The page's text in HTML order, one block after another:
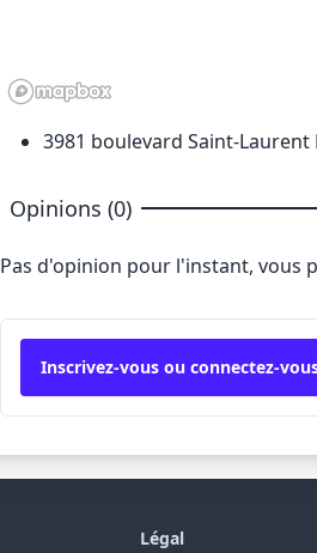
3981 boulevard Saint-Laurent
Opinions (0)
Pas d'opinion pour l'instant, vous
Inscrivez-vous ou connectez-
Légal